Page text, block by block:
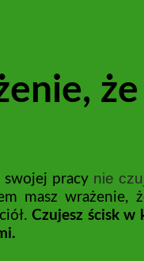
swojej pracy nie
masz wrażenie,
Czujesz ścisk w